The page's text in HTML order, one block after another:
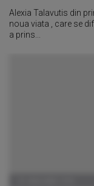
Alexia Talavutis din
noua viata , care se
a prins...